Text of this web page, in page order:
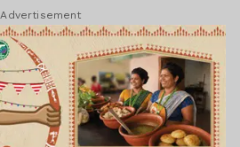
Advertisement